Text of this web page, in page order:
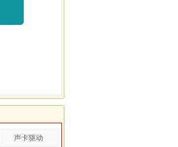
声卡驱动